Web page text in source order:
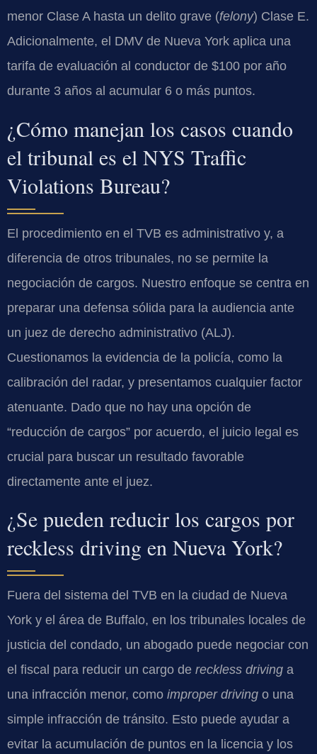
menor Clase A hasta un delito grave (felony) Clase E.
Adicionalmente, el DMV de Nueva York aplica una
tarifa de evaluación al conductor de $100 por año
durante 3 años al acumular 6 o más puntos.
¿Cómo manejan los casos cuando
el tribunal es el NYS Traffic
Violations Bureau?
El procedimiento en el TVB es administrativo y, a
diferencia de otros tribunales, no se permite la
negociación de cargos. Nuestro enfoque se centra en
preparar una defensa sólida para la audiencia ante
un juez de derecho administrativo (ALJ).
Cuestionamos la evidencia de la policía, como la
calibración del radar, y presentamos cualquier factor
atenuante. Dado que no hay una opción de
“reducción de cargos” por acuerdo, el juicio legal es
crucial para buscar un resultado favorable
directamente ante el juez.
¿Se pueden reducir los cargos por
reckless driving en Nueva York?
Fuera del sistema del TVB en la ciudad de Nueva
York y el área de Buffalo, en los tribunales locales de
justicia del condado, un abogado puede negociar con
el fiscal para reducir un cargo de reckless driving a
una infracción menor, como improper driving o una
simple infracción de tránsito. Esto puede ayudar a
evitar la acumulación de puntos en la licencia y los